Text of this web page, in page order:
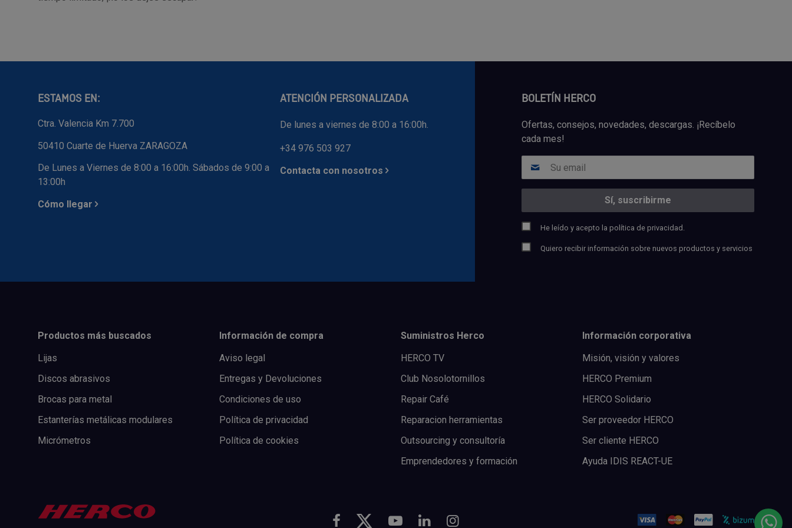
ESTAMOS EN:
Ctra. Valencia Km 7.700
50410 Cuarte de Huerva ZARAGOZA
De Lunes a Viernes de 8:00 a 16:00h. Sábados de 9:00 a
13:00h
Cómo llegar
ATENCIÓN PERSONALIZADA
De lunes a viernes de 8:00 a 16:00h.
+34 976 503 927
Contacta con nosotros
BOLETÍN HERCO
Ofertas, consejos, novedades, descargas. ¡Recíbelo
cada mes!
He leído y acepto la política de privacidad.
Quiero recibir información sobre nuevos productos y servicios
Productos más buscados
Lijas
Discos abrasivos
Brocas para metal
Estanterías metálicas modulares
Micrómetros
Información de compra
Aviso legal
Entregas y Devoluciones
Condiciones de uso
Política de privacidad
Política de cookies
Suministros Herco
HERCO TV
Club Nosolotornillos
Repair Café
Reparacion herramientas
Outsourcing y consultoría
Emprendedores y formación
Información corporativa
Misión, visión y valores
HERCO Premium
HERCO Solidario
Ser proveedor HERCO
Ser cliente HERCO
Ayuda IDIS REACT-UE